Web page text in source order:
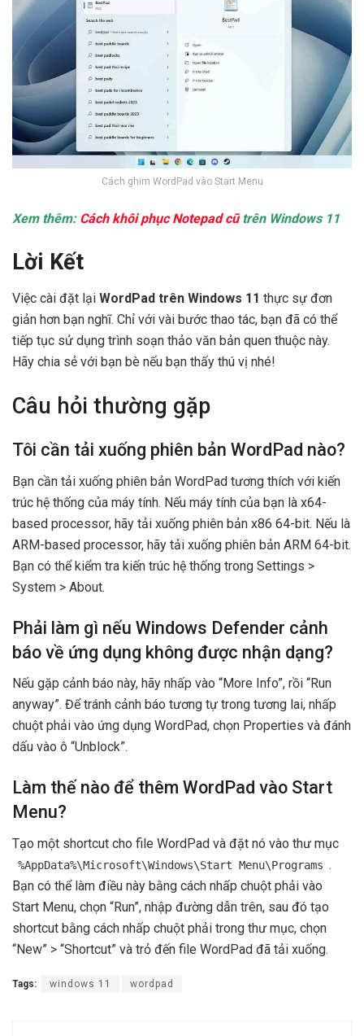
Cách ghim WordPad vào Start Menu
Xem thêm: Cách khôi phục Notepad cũtrên Windows 11
Lời Kết
Việc cài đặt lại WordPad trên Windows 11 thực sự đơn
giản hơn bạn nghĩ. Chỉ với vài bước thao tác, bạn đã có thể
tiếp tục sử dụng trình soạn thảo văn bản quen thuộc này.
Hãy chia sẻ với bạn bè nếu bạn thấy thú vị nhé!
Câu hỏi thường gặp
Tôi cần tải xuống phiên bản WordPad nào?
Bạn cần tải xuống phiên bản WordPad tương thích với kiến
trúc hệ thống của máy tính. Nếu máy tính của bạn là x64-
based processor, hãy tải xuống phiên bản x86 64-bit. Nếu là
ARM-based processor, hãy tải xuống phiên bản ARM 64-bit.
Bạn có thể kiểm tra kiến trúc hệ thống trong Settings >
System > About.
Phải làm gì nếu Windows Defender cảnh
báo về ứng dụng không được nhận dạng?
Nếu gặp cảnh báo này, hãy nhấp vào “More Info”, rồi “Run
anyway”. Để tránh cảnh báo tương tự trong tương lai, nhấp
chuột phải vào ứng dụng WordPad, chọn Properties và đánh
dấu vào ô “Unblock”.
Làm thế nào để thêm WordPad vào Start
Menu?
Tạo một shortcut cho file WordPad và đặt nó vào thư mục
%AppData%\Microsoft\Windows\Start Menu\Programs .
Bạn có thể làm điều này bằng cách nhấp chuột phải vào
Start Menu, chọn “Run”, nhập đường dẫn trên, sau đó tạo
shortcut bằng cách nhấp chuột phải trong thư mục, chọn
“New” > “Shortcut” và trỏ đến file WordPad đã tải xuống.
Tags: windows 11 wordpad